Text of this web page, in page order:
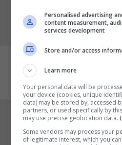
Preparate la teglia.
da forno unta di burro,
direttamente e
Personalised advertising
content measurement,
services development
Store and/or access
Learn more
Your personal data will be
your device (cookies, unique
data) may be stored by, accessed
partners, or used specifically by
may use precise geolocation data.
Some vendors may process your
of legitimate interest, which you